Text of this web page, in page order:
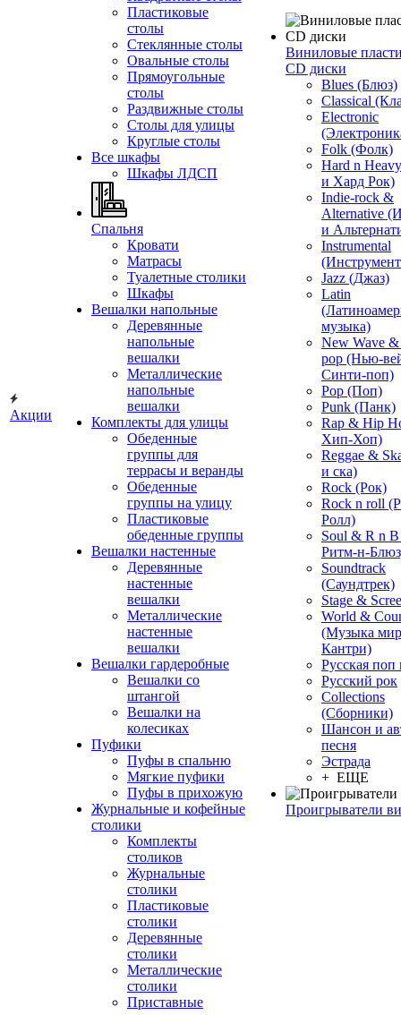
Акции
Пластиковые
столы
Стеклянные столы
Овальные столы
Прямоугольные
столы
Раздвижные столы
Столы для улицы
Круглые столы
Все шкафы
Шкафы ЛДСП
Спальня
Кровати
Матрасы
Туалетные столики
Шкафы
Вешалки напольные
Деревянные
напольные
вешалки
Металлические
напольные
вешалки
Комплекты для улицы
Обеденные
группы для
террасы и веранды
Обеденные
группы на улицу
Пластиковые
обеденные группы
Вешалки настенные
Деревянные
настенные
вешалки
Металлические
настенные
вешалки
Вешалки гардеробные
Вешалки со
штангой
Вешалки на
колесиках
Пуфики
Пуфы в спальню
Мягкие пуфики
Пуфы в прихожую
Журнальные и кофейные
столики
Комплекты
столиков
Журнальные
столики
Пластиковые
столики
Деревянные
столики
Металлические
столики
Приставные
Виниловые
CD диски
Blues (Блюз)
Classical
Electronic
Folk (Фолк)
Hard n
и Хард Рок)
Indie-rock &
Alternative
и
Instrumental
Jazz (Джаз)
Latin
музыка)
New Wave
pop (Нью-
Синти-поп)
Pop (Поп)
Punk (Панк)
Rap & Hip
Хип-Хоп)
Reggae &
и ска)
Rock (Рок)
Rock n roll
Ролл)
Soul & R n
Ритм-н-
Soundtrack
(Саундтрек)
Stage &
World &
(Музыка
Кантри)
Русская поп
Русский рок
Сollections
(Сборники)
Шансон и
песня
Эстрада
+ ЕЩЕ
Проигрыватели